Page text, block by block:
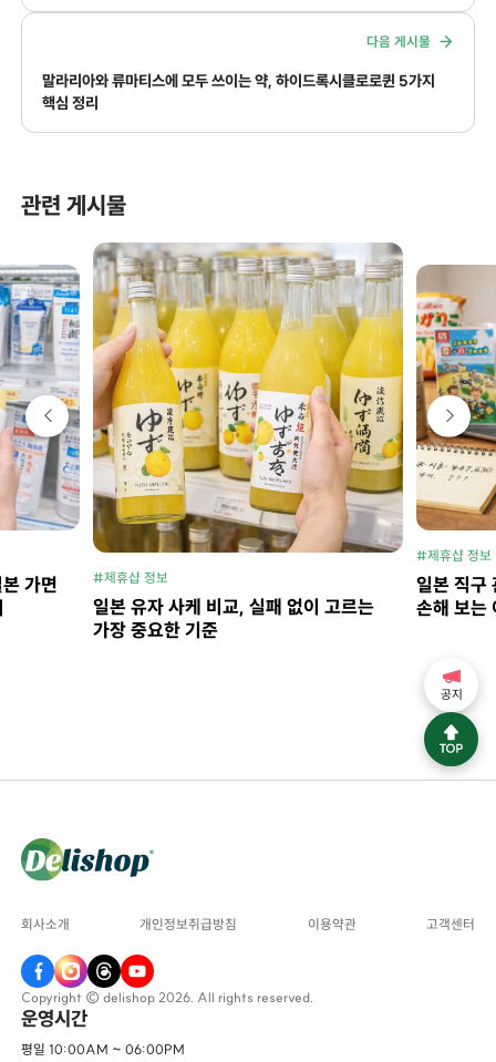
다음 게시물
말라리아와 류마티스에 모두 쓰이는 약, 하이드록시클로로퀸 5가지
핵심 정리
관련 게시물
가면
#제휴샵 정보
일본 유자 사케 비교, 실패 없이 고르는
가장 중요한 기준
#제휴샵 정보
일본 직구
손해 보는
회사소개 개인정보취급방침 이용약관 고객센터
Copyright © delishop 2026. All rights reserved.
운영시간
평일 10:00AM ~ 06:00PM
공지